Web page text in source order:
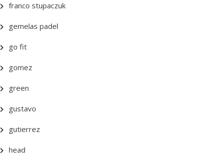
franco stupaczuk
gemelas padel
go fit
gomez
green
gustavo
gutierrez
head